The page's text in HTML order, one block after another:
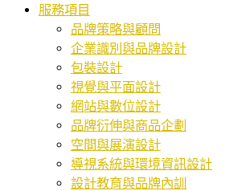
服務項目
品牌策略與顧問
企業識別與品牌設計
包裝設計
視覺與平面設計
網站與數位設計
品牌衍伸與商品企劃
空間與展演設計
導視系統與環境資訊設計
設計教育與品牌內訓